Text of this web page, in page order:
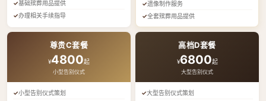
基础殡葬用品提供
办理相关手续指导
遗像制作服务
全套殡葬用品提供
尊贵C套餐
¥4800起
小型告别仪式
小型告别仪式策划
高档D套餐
¥6800起
大型告别仪式
大型告别仪式策划